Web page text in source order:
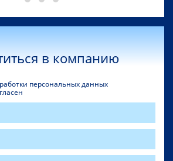
в компанию
персональных данных